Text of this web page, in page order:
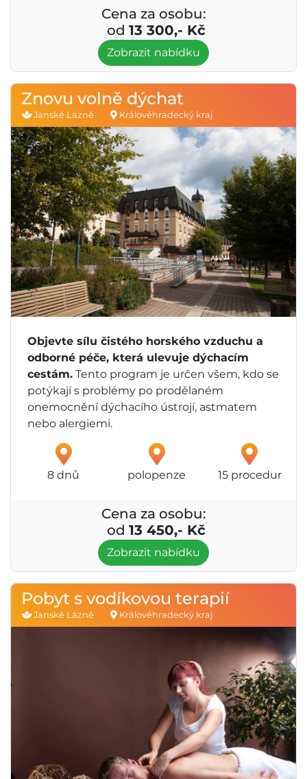
Cena za osobu:
od 13 300,- Kč
Zobrazit nabídku
Znovu volně dýchat
Janské Lázně Královéhradecký kraj
Objevte sílu čistého horského vzduchu a
odborné péče, která ulevuje dýchacím
cestám. Tento program je určen všem, kdo se
potýkají s problémy po prodělaném
onemocnění dýchacího ústrojí, astmatem
nebo alergiemi.
8 dnů polopenze 15 procedur
Cena za osobu:
od 13 450,- Kč
Zobrazit nabídku
Pobyt s vodíkovou terapií
Janské Lázně Královéhradecký kraj